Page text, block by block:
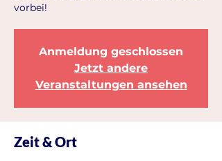
vorbei!
Anmeldung geschlossen
Jetzt andere
Veranstaltungen ansehen
Zeit & Ort